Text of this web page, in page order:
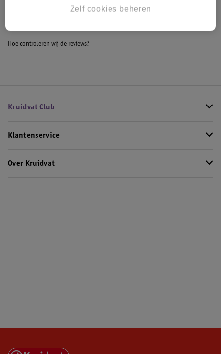
Hoe controleren wij de reviews?
Kruidvat Club
Klantenservice
Over Kruidvat
Zelf cookies beheren